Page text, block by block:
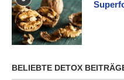
BELIEBTE DETOX